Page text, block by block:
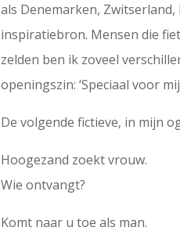
als Denemarken,
inspiratiebron. Mensen die
zelden ben ik zoveel
openingszin: ‘Speciaal voor
De volgende fictieve, in mijn
Hoogezand zoekt vrouw.
Wie ontvangt?
Komt naar u toe als man.